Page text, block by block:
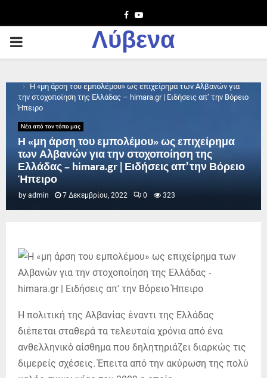
Facebook
Youtube
PRIMARY
Λύβενα
Η «μη άρση του εμπολέμου» ως επιχείρημα των Αλβανών για
την στοχοποίηση της Ελλάδας – himara.gr | Ειδήσεις απ’ την Βόρειο
Ήπειρο
Νέα από τον τόπο μας
Η «μη άρση του εμπολέμου» ως επιχείρημα
των Αλβανών για την στοχοποίηση της
Ελλάδας – himara.gr | Ειδήσεις απ’ την Βόρειο
Ήπειρο
by admin 7 Δεκεμβρίου, 2022 0 323
Η πολιτική της Αλβανίας έναντι της Ελλάδας
διέπεται σταθερά τα τελευταία χρόνια από ένα
ανθελληνικό αίσθημα που δηλητηριάζει διαρκώς τις
διμερείς σχέσεις. Έπειτα από την ακύρωση της πολύ